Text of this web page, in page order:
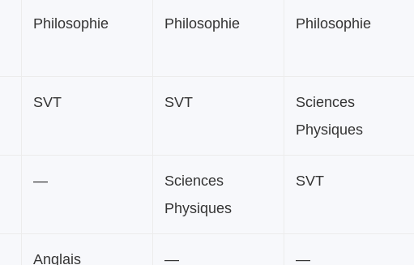
Philosophie Philosophie Philosophie
SVT SVT
Sciences
Physiques
—
Sciences
Physiques
SVT
Anglais — —